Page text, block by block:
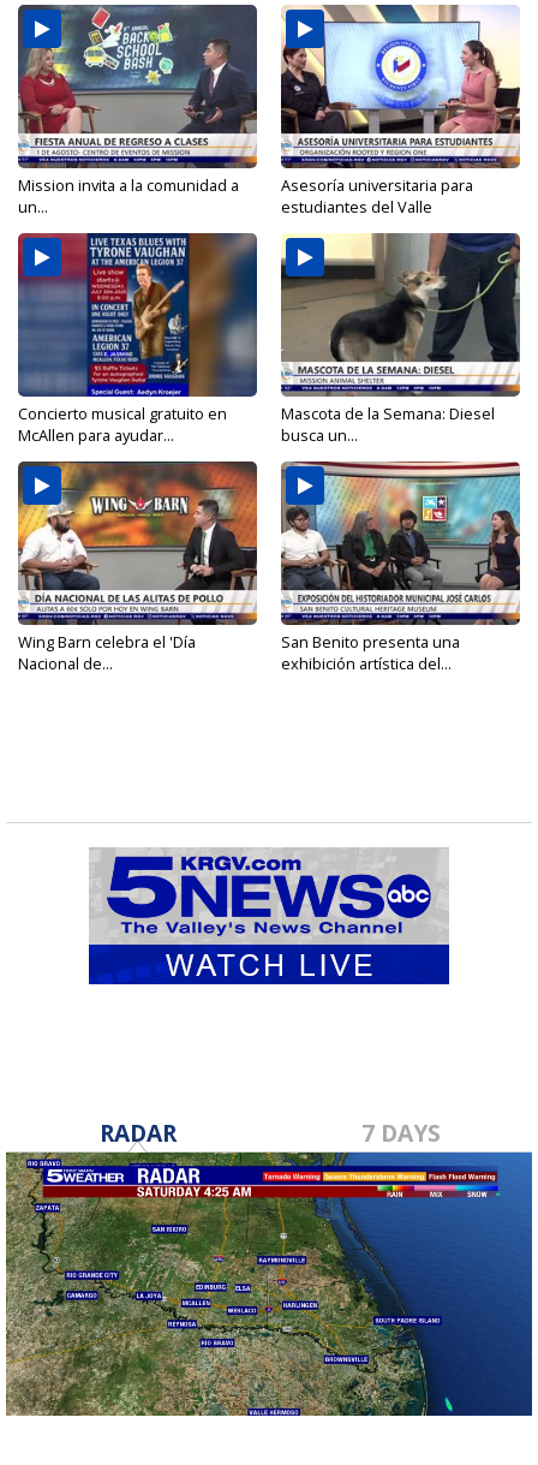
Mission invita a la comunidad a
un...
Asesoría universitaria para
estudiantes del Valle
Concierto musical gratuito en
McAllen para ayudar...
Mascota de la Semana: Diesel
busca un...
Wing Barn celebra el 'Día
Nacional de...
San Benito presenta una
exhibición artística del...
RADAR 7 DAYS